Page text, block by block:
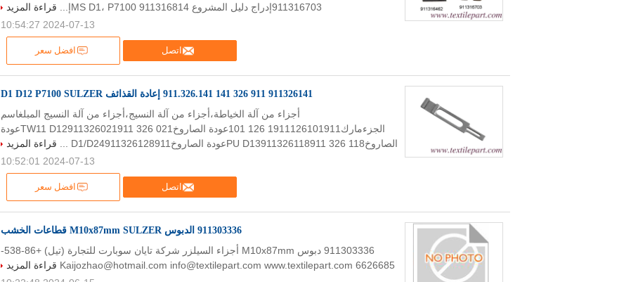
اتصل افضل سعر
911316703إدراج دليل المشروع MS D1، P7100 911316814إ...
قراءة المزيد
2024-07-13 10:54:27
911326141 911 326 141 911.326.141 إعادة القذائف D1 D12 P7100 SULZER
اتصل افضل سعر
أجزاء من آلة الخياطة،أجزاء من آلة النسيج،أجزاء من آلة النسيج المبلغاسم
الجزءمارك1911126101911 126 101عودة الصاروخTW11 D12911326021911 326 021عودة
الصاروخPU D13911326118911 326 118عودة الصاروخD1/D24911326128911 ...
قراءة المزيد
2024-07-13 10:52:01
911303336 الدبوس M10x87mm SULZER قطاعات الخشب
911303336 دبوس M10x87mm أجزاء السيلزر شركة تايان سوبارت للتجارة (تيل) +86-538-
6626685 Kaijozhao@hotmail.com info@textilepart.com www.textilepart.com
قراءة المزيد